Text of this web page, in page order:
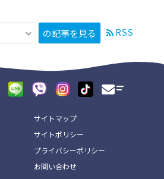
の記事を見る RSS
サイトマップ
サイトポリシー
プライバシーポリシー
お問い合わせ